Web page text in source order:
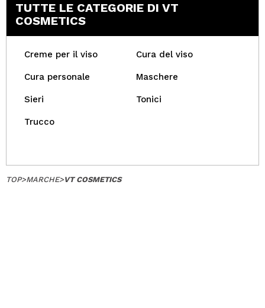
TUTTE LE CATEGORIE DI VT
COSMETICS
Creme per il viso Cura del viso
Cura personale Maschere
Sieri Tonici
Trucco
TOP>MARCHE>VT COSMETICS